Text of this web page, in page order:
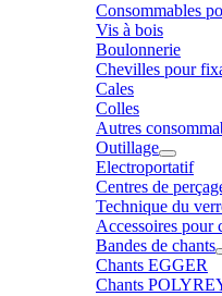
Consommables
Vis à bois
Boulonnerie
Chevilles pour
Cales
Colles
Autres
Outillage
Electroportatif
Centres de
Technique du
Accessoires pour
Bandes de chants
Chants EGGER
Chants